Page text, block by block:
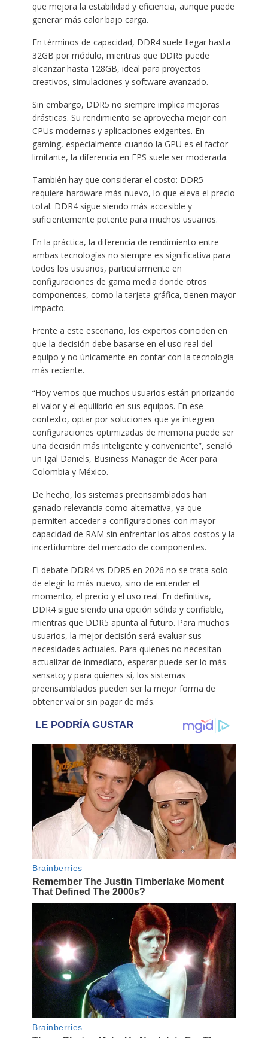
que mejora la estabilidad y eficiencia, aunque puede
generar más calor bajo carga.
En términos de capacidad, DDR4 suele llegar hasta
32GB por módulo, mientras que DDR5 puede
alcanzar hasta 128GB, ideal para proyectos
creativos, simulaciones y software avanzado.
Sin embargo, DDR5 no siempre implica mejoras
drásticas. Su rendimiento se aprovecha mejor con
CPUs modernas y aplicaciones exigentes. En
gaming, especialmente cuando la GPU es el factor
limitante, la diferencia en FPS suele ser moderada.
También hay que considerar el costo: DDR5
requiere hardware más nuevo, lo que eleva el precio
total. DDR4 sigue siendo más accesible y
suficientemente potente para muchos usuarios.
En la práctica, la diferencia de rendimiento entre
ambas tecnologías no siempre es significativa para
todos los usuarios, particularmente en
configuraciones de gama media donde otros
componentes, como la tarjeta gráfica, tienen mayor
impacto.
Frente a este escenario, los expertos coinciden en
que la decisión debe basarse en el uso real del
equipo y no únicamente en contar con la tecnología
más reciente.
“Hoy vemos que muchos usuarios están priorizando
el valor y el equilibrio en sus equipos. En ese
contexto, optar por soluciones que ya integren
configuraciones optimizadas de memoria puede ser
una decisión más inteligente y conveniente”, señaló
un Igal Daniels, Business Manager de Acer para
Colombia y México.
De hecho, los sistemas preensamblados han
ganado relevancia como alternativa, ya que
permiten acceder a configuraciones con mayor
capacidad de RAM sin enfrentar los altos costos y la
incertidumbre del mercado de componentes.
El debate DDR4 vs DDR5 en 2026 no se trata solo
de elegir lo más nuevo, sino de entender el
momento, el precio y el uso real. En definitiva,
DDR4 sigue siendo una opción sólida y confiable,
mientras que DDR5 apunta al futuro. Para muchos
usuarios, la mejor decisión será evaluar sus
necesidades actuales. Para quienes no necesitan
actualizar de inmediato, esperar puede ser lo más
sensato; y para quienes sí, los sistemas
preensamblados pueden ser la mejor forma de
obtener valor sin pagar de más.